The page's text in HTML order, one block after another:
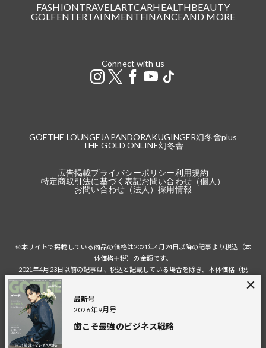
最新号
2026年9月号
歯こそ最強のビジネス戦略
FASHIONTRAVEL ARTCARHEALTHBEAUTY
GOLFENTERTAINMENTFINANCEAND MORE
Connect with us
GOETHE LOUNGE JAPANDORAKUGINGER幻冬舎plus
THE GOLD ONLINE幻冬舎
広告掲載プライバシーポリシー利用規約
特定商取引法に基づく表記お問い合わせ（個人）
お問い合わせ（法人）採用情報
※本サイトで掲載している商品の価格は2021年4月24日以降の記事より税込（本
体価格＋税）の金額です。
2021年4月23日以前の記事は、税込と記載している場合を除き、本体価格（税
税込の場合の税額は掲載当時の税率に準じます。